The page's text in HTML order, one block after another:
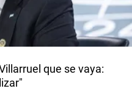
que se vaya: